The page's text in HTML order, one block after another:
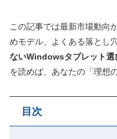
この記事では最新市場動向
めモデル、よくある落とし
ないWindowsタブレット選
を読めば、あなたの「理想
目次